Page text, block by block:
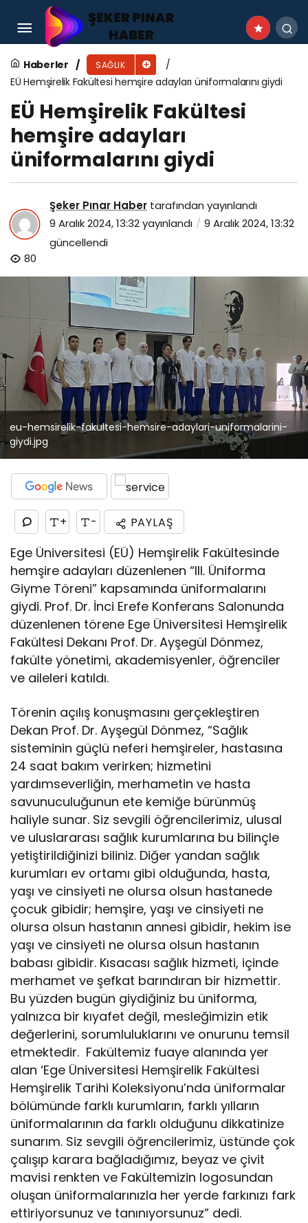
Haberler SAĞLIK
EÜ Hemşirelik Fakültesi hemşire adayları üniformalarını giydi
EÜ Hemşirelik Fakültesi
hemşire adayları
üniformalarını giydi
Şeker Pınar Haber tarafından yayınlandı
9 Aralık 2024, 13:32yayınlandı
9 Aralık 2024, 13:32
güncellendi
80
eu-hemsirelik-fakultesi-hemsire-adaylari-uniformalarini-
giydi.jpg
+ - PAYLAŞ
Ege Üniversitesi (EÜ) Hemşirelik Fakültesinde
hemşire adayları düzenlenen “III. Üniforma
Giyme Töreni” kapsamında üniformalarını
giydi. Prof. Dr. İnci Erefe Konferans Salonunda
düzenlenen törene Ege Üniversitesi Hemşirelik
Fakültesi Dekanı Prof. Dr. Ayşegül Dönmez,
fakülte yönetimi, akademisyenler, öğrenciler
ve aileleri katıldı.
Törenin açılış konuşmasını gerçekleştiren
Dekan Prof. Dr. Ayşegül Dönmez, “Sağlık
sisteminin güçlü neferi hemşireler, hastasına
24 saat bakım verirken; hizmetini
yardımseverliğin, merhametin ve hasta
savunuculuğunun ete kemiğe bürünmüş
haliyle sunar. Siz sevgili öğrencilerimiz, ulusal
ve uluslararası sağlık kurumlarına bu bilinçle
yetiştirildiğinizi biliniz. Diğer yandan sağlık
kurumları ev ortamı gibi olduğunda, hasta,
yaşı ve cinsiyeti ne olursa olsun hastanede
çocuk gibidir; hemşire, yaşı ve cinsiyeti ne
olursa olsun hastanın annesi gibidir, hekim ise
yaşı ve cinsiyeti ne olursa olsun hastanın
babası gibidir. Kısacası sağlık hizmeti, içinde
merhamet ve şefkat barındıran bir hizmettir.
Bu yüzden bugün giydiğiniz bu üniforma,
yalnızca bir kıyafet değil, mesleğimizin etik
değerlerini, sorumluluklarını ve onurunu temsil
etmektedir. Fakültemiz fuaye alanında yer
alan ‘Ege Üniversitesi Hemşirelik Fakültesi
Hemşirelik Tarihi Koleksiyonu’nda üniformalar
bölümünde farklı kurumların, farklı yılların
üniformalarının da farklı olduğunu dikkatinize
sunarım. Siz sevgili öğrencilerimiz, üstünde çok
çalışıp karara bağladığımız, beyaz ve çivit
mavisi renkten ve Fakültemizin logosundan
oluşan üniformalarınızla her yerde farkınızı fark
ettiriyorsunuz ve tanınıyorsunuz” dedi.
AMATEM’e gelen şikayetler artıyor: Bağımlılar
ve aileleri yardım bekliyor